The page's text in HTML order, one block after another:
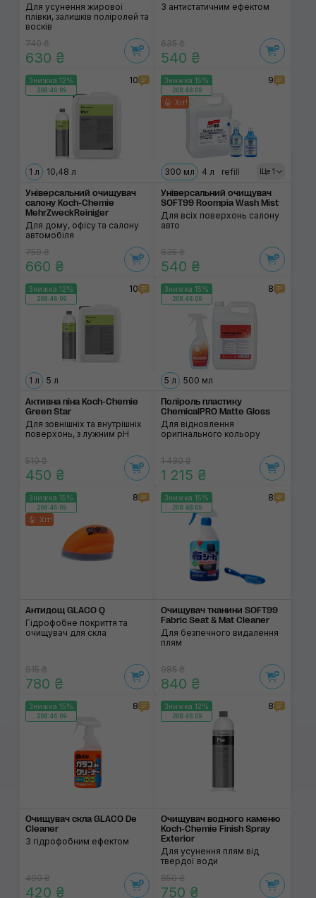
Для усунення жирової
плівки, залишків поліролей та
восків
740 ₴
630 ₴
З антистатичним ефектом
635 ₴
540 ₴
Знижка 12%
208:46:08
10
1 л 10,48 л
Універсальний очищувач
салону Koch-Chemie
MehrZweckReiniger
Для дому, офісу та салону
автомобіля
750 ₴
660 ₴
Знижка 15%
208:46:08
Хіт!
9
Ще 1
300 мл 4 л refill
Універсальний очищувач
SOFT99 Roompia Wash Mist
Для всіх поверхонь салону
авто
635 ₴
540 ₴
Знижка 12%
208:46:08
10
1 л 5 л
Активна піна Koch-Chemie
Green Star
Для зовнішніх та внутрішніх
поверхонь, з лужним pH
510 ₴
450 ₴
Знижка 15%
208:46:08
8
5 л 500 мл
Поліроль пластику
ChemicalPRO Matte Gloss
Для відновлення
оригінального кольору
1 430 ₴
1 215 ₴
Знижка 15%
208:46:08
Хіт!
8
Антидощ GLACO Q
Гідрофобне покриття та
очищувач для скла
915 ₴
780 ₴
Знижка 15%
208:46:08
8
Очищувач тканини SOFT99
Fabric Seat & Mat Cleaner
Для безпечного видалення
плям
985 ₴
840 ₴
Знижка 15%
208:46:08
8
Очищувач скла GLACO De
Cleaner
З гідрофобним ефектом
490 ₴
420 ₴
Знижка 12%
208:46:08
8
Очищувач водного каменю
Koch-Chemie Finish Spray
Exterior
Для усунення плям від
твердої води
850 ₴
750 ₴